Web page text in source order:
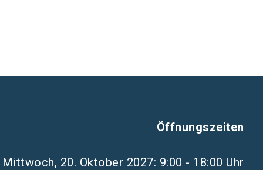
Öffnungszeiten
Mittwoch, 20. Oktober 2027: 9:00 - 18:00 Uhr